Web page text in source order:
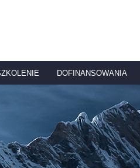
DOFINANSOWANIA